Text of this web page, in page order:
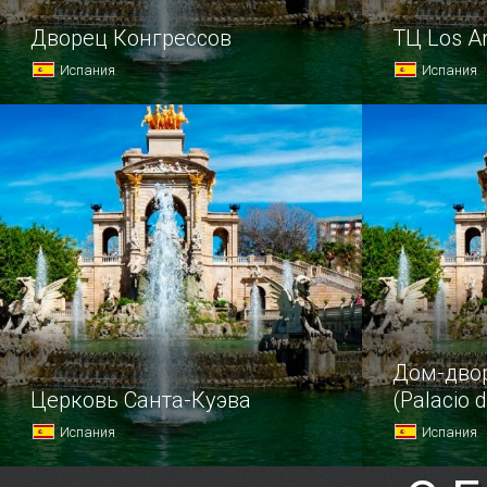
Дворец Конгрессов
Испания
«Место встречи изменить нельзя» —
именно так считают организаторы
многих конференций, семинаров
и творческих встреч в Валенсии.
ТЦ Los
Испания
На улице
Севильи
молл
Церковь Санта-Куэва
Испания
Дом-
(Palacio
Испания